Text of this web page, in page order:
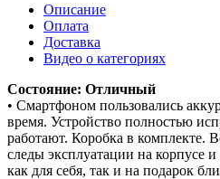
Описание
Оплата
Доставка
Видео о категориях
Состояние: Отличный
• Смартфоном пользовались
время. Устройство полностью
работают. Коробка в
следы эксплуатации на корпусе
как для себя, так и на подарок